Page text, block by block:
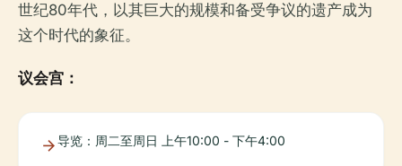
世纪80年代，以其巨大的规模和备受争议的遗产成为
这个时代的象征。
议会宫：
导览：周二至周日 上午10:00 - 下午4:00